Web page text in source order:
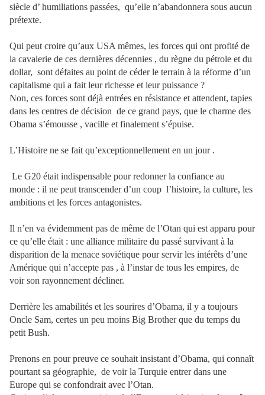
siècle d’ humiliations passées, qu’elle n’abandonnera sous aucun
prétexte.
Qui peut croire qu’aux USA mêmes, les forces qui ont profité de
la cavalerie de ces dernières décennies , du règne du pétrole et du
dollar, sont défaites au point de céder le terrain à la réforme d’un
capitalisme qui a fait leur richesse et leur puissance ?
Non, ces forces sont déjà entrées en résistance et attendent, tapies
dans les centres de décision de ce grand pays, que le charme des
Obama s’émousse , vacille et finalement s’épuise.
L’Histoire ne se fait qu’exceptionnellement en un jour .
Le G20 était indispensable pour redonner la confiance au
monde : il ne peut transcender d’un coup l’histoire, la culture, les
ambitions et les forces antagonistes.
Il n’en va évidemment pas de même de l’Otan qui est apparu pour
ce qu’elle était : une alliance militaire du passé survivant à la
disparition de la menace soviétique pour servir les intérêts d’une
Amérique qui n’accepte pas , à l’instar de tous les empires, de
voir son rayonnement décliner.
Derrière les amabilités et les sourires d’Obama, il y a toujours
Oncle Sam, certes un peu moins Big Brother que du temps du
petit Bush.
Prenons en pour preuve ce souhait insistant d’Obama, qui connaît
pourtant sa géographie, de voir la Turquie entrer dans une
Europe qui se confondrait avec l’Otan.